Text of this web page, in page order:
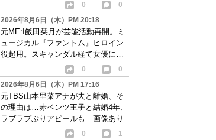
0
0
2026年8月6日（木）PM 20:18
元ME:I飯田栞月が芸能活動再開。ミ
ュージカル『ファントム』ヒロイン
役起用。スキャンダル経て女優に転
0
0
2026年8月6日（木）PM 17:16
元TBS山本里菜アナが夫と離婚、そ
の理由は…赤ベンツ王子と結婚4年、
ラブラブぶりアピールも…画像あり
0
1